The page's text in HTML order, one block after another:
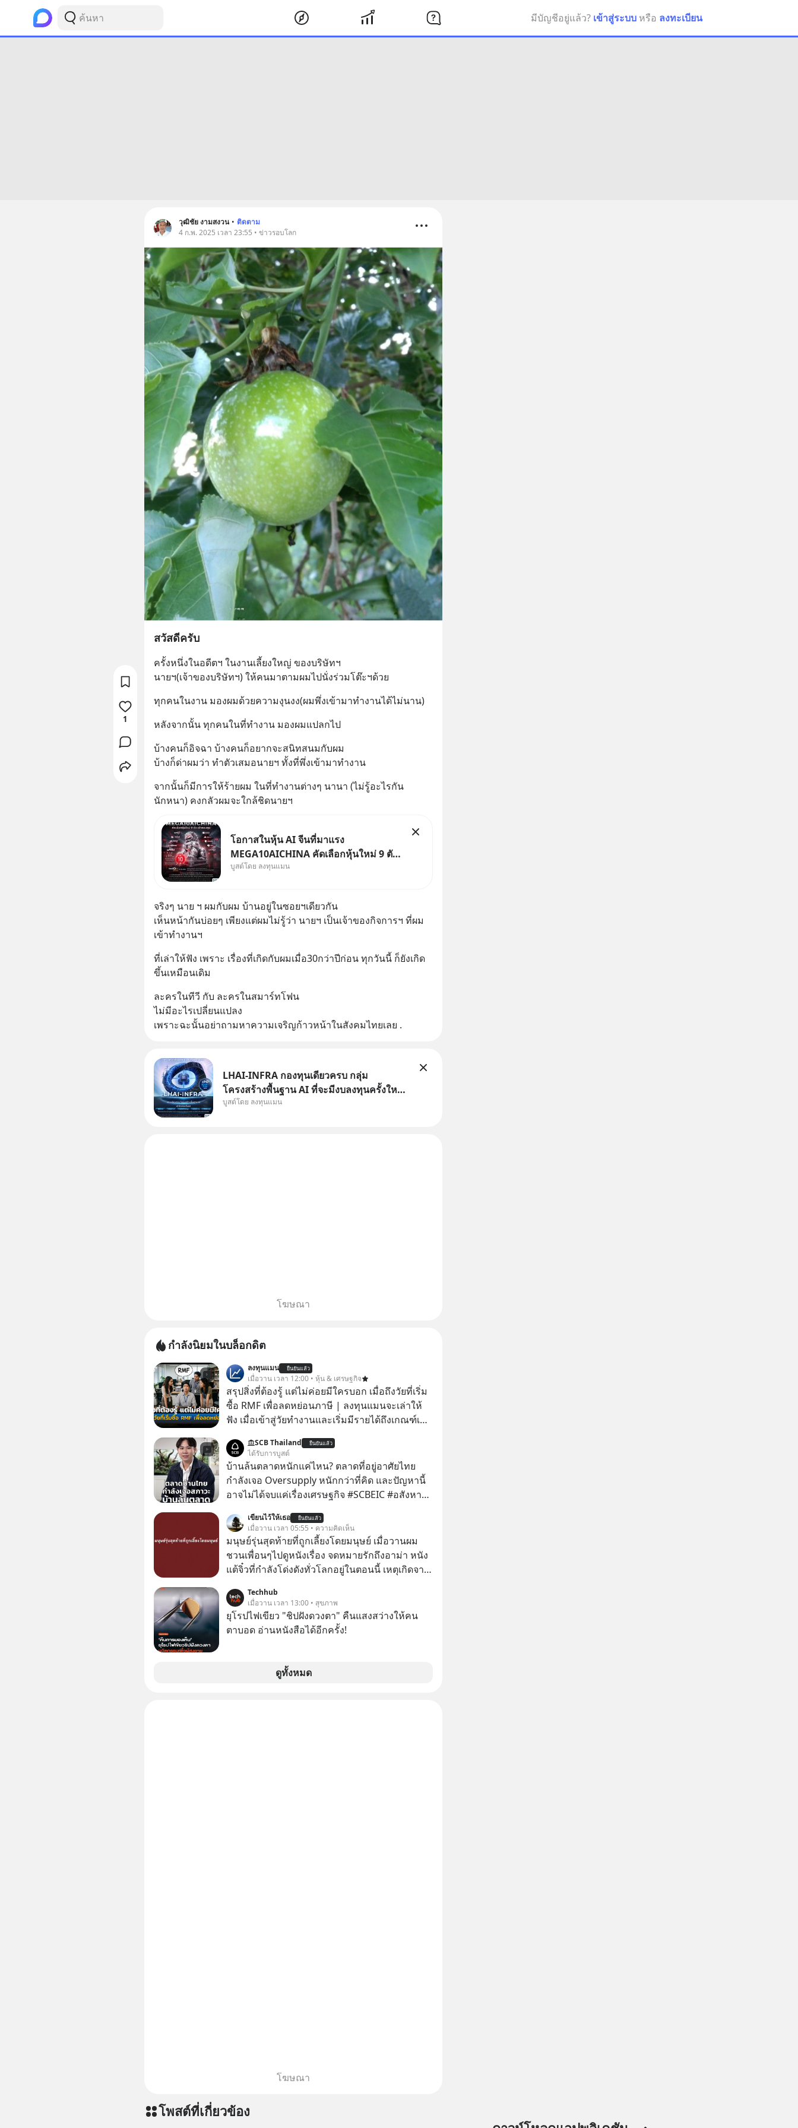
มีบัญชีอยู่แล้ว? เข้าสู่ระบบ หรือ ลงทะเบียน
วุฒิชัย งามสงวน • ติดตาม
4 ก.พ. 2025 เวลา 23:55 • ข่าวรอบโลก
สวัสดีครับ
ครั้งหนึ่งในอดีตฯ ในงานเลี้ยงใหญ่ ของบริษัทฯ
นายฯ(เจ้าของบริษัทฯ) ให้คนมาตามผมไปนั่งร่วมโต๊ะฯด้วย
ทุกคนในงาน มองผมด้วยความงุนงง(ผมพึ่งเข้ามาทำงานได้ไม่นาน)
หลังจากนั้น ทุกคนในที่ทำงาน มองผมแปลกไป
บ้างคนก็อิจฉา บ้างคนก็อยากจะสนิทสนมกับผม
บ้างก็ด่าผมว่า ทำตัวเสมอนายฯ ทั้งที่พึ่งเข้ามาทำงาน
จากนั้นก็มีการให้ร้ายผม ในที่ทำงานต่างๆ นานา (ไม่รู้อะไรกัน
นักหนา) คงกลัวผมจะใกล้ชิดนายฯ
โอกาสในหุ้น AI จีนที่มาแรง
MEGA10AICHINA คัดเลือกหุ้นใหม่ 9 ตัว
เข้ากองทุน.. ครอบคลุมทั้งซัปพลายเชน AI
บาทขึ้นไป ฟรีค่าธรร
บูสต์โดย ลงทุนแมน
จริงๆ นาย ฯ ผมกับผม บ้านอยู่ในซอยฯเดียวกัน
เห็นหน้ากันบ่อยๆ เพียงแต่ผมไม่รู้ว่า นายฯ เป็นเจ้าของกิจการฯ ที่ผม
เข้าทำงานฯ
ที่เล่าให้ฟัง เพราะ เรื่องที่เกิดกับผมเมื่อ30กว่าปีก่อน ทุกวันนี้ ก็ยังเกิด
ขึ้นเหมือนเดิม
ละครในทีวี กับ ละครในสมาร์ทโฟน
ไม่มีอะไรเปลี่ยนแปลง
เพราะฉะนั้นอย่าถามหาความเจริญก้าวหน้าในสังคมไทยเลย .
1
LHAI-INFRA กองทุนเดียวครบ กลุ่ม
โครงสร้างพื้นฐาน AI ที่จะมีงบลงทุนครั้งใหญ่
ในประวัติศาสตร์ ที่เรียกว่า AI Supercycle
บูสต์โดย ลงทุนแมน
โฆษณา
กำลังนิยมในบล็อกดิต
ลงทุนแมน ยืนยันแล้ว
เมื่อวาน เวลา 12:00 • หุ้น & เศรษฐกิจ
สรุปสิ่งที่ต้องรู้ แต่ไม่ค่อยมีใครบอก เมื่อถึงวัยที่เริ่ม
ซื้อ RMF เพื่อลดหย่อนภาษี | ลงทุนแมนจะเล่าให้
ฟัง เมื่อเข้าสู่วัยทำงานและเริ่มมีรายได้ถึงเกณฑ์เสีย
เพราะนอกจากจะช่วยลดหย่อนภาษีได้แล้ว ยังเป็น
โอกาสในการสร้างความมั่งคั่งระยะยาว แต่น้อยคน
นักที่จะลงลึกว่า ถ้าลงทุนใน RMF ควรรู้ อะไรบ้าง
ควรดู ตรงไหน ทำอย่างไร ถึงจะดีกับเรา แล้วเรา
ต่อได้จริง ๆ ลงทุนแมนจะเล่าให้ฟัง
SCB Thailand ยืนยันแล้ว
ได้รับการบูสต์
บ้านล้นตลาดหนักแค่ไหน? ตลาดที่อยู่อาศัยไทย
กำลังเจอ Oversupply หนักกว่าที่คิด และปัญหานี้
อาจไม่ได้จบแค่เรื่องเศรษฐกิจ #SCBEIC #อสังหา
#SCBThailand สามารถดูคลิปที่ youtube ประกอบ
ได้ที่ link : https://youtube.com/shorts/-
xU9gYcfVJk?feature=share
เขียนไว้ให้เธอ ยืนยันแล้ว
เมื่อวาน เวลา 05:55 • ความคิดเห็น
มนุษย์รุ่นสุดท้ายที่ถูกเลี้ยงโดยมนุษย์ เมื่อวานผม
ชวนเพื่อนๆไปดูหนังเรื่อง จดหมายรักถึงอาม่า หนัง
แต้จิ๋วที่กำลังโด่งดังทั่วโลกอยู่ในตอนนี้ เหตุเกิดจาก
อยากดูมาก ด้วยเพราะว่าอากงก็มาจากเมืองจีน ป๊า
ก็พูดแต้จิ๋วได้ มีเรื่องราวมีความผูกพันที่ได้ยินตั้งแต่
เด็ก
Techhub
เมื่อวาน เวลา 13:00 • สุขภาพ
ยุโรปไฟเขียว "ชิปฝังดวงตา" คืนแสงสว่างให้คน
ตาบอด อ่านหนังสือได้อีกครั้ง!
ดูทั้งหมด
โฆษณา
โพสต์ที่เกี่ยวข้อง